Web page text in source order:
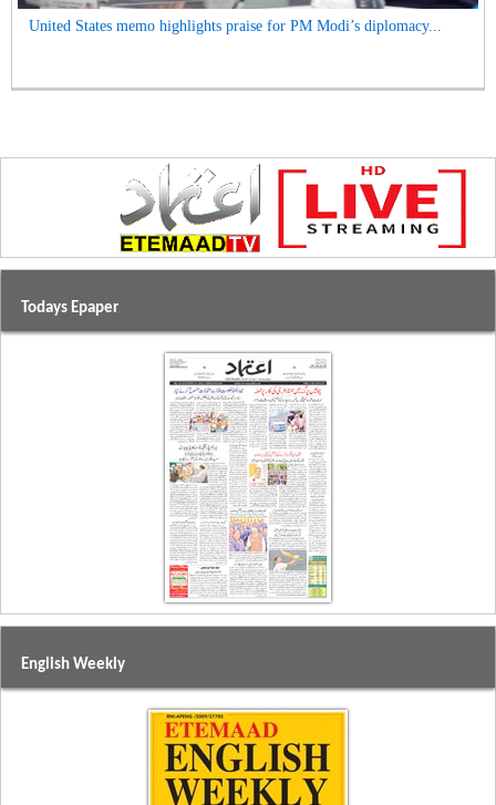
United States memo highlights praise for PM Modi’s diplomacy...
Todays Epaper
English Weekly